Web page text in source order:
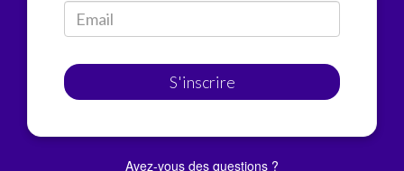
S'inscrire
Avez-vous des questions ?